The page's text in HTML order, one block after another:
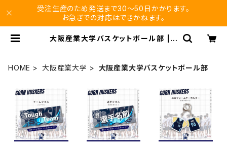
受注生産のため発送まで30〜50日かかります。
お急ぎでの対応はできかねます。
大阪産業大学バスケットボール部 | v
HOME 大阪産業大学 大阪産業大学バスケットボール部